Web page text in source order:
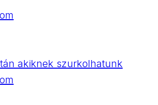
akiknek szurkolhatunk